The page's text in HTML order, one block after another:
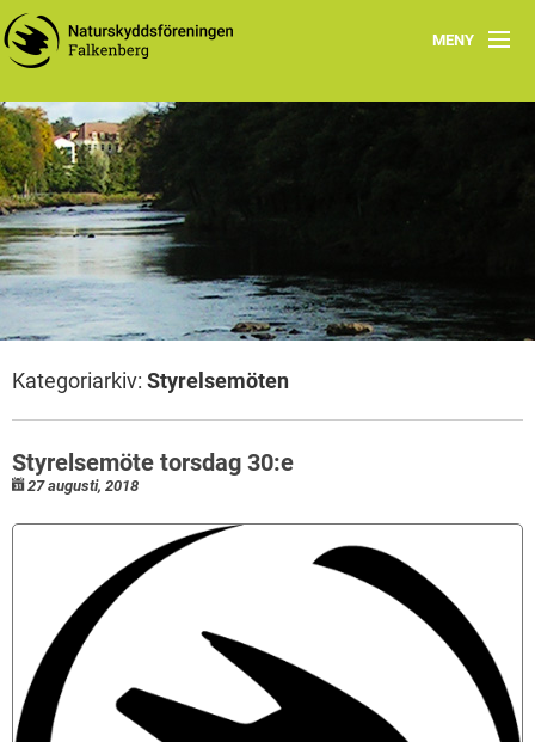
MENY
Nyheter
Om
Programblad 2026
Naturfalken quiz
Naturskyddsföreningen i Falkenberg
Kategoriarkiv: Styrelsemöten
Styrelsemöte torsdag 30:e
27 augusti, 2018